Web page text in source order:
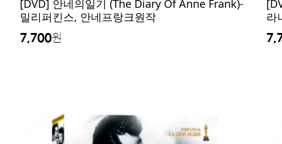
[DVD] 안네의일기 (The Diary Of Anne Frank)-
밀리퍼킨스, 안네프랑크원작
7,700원
라